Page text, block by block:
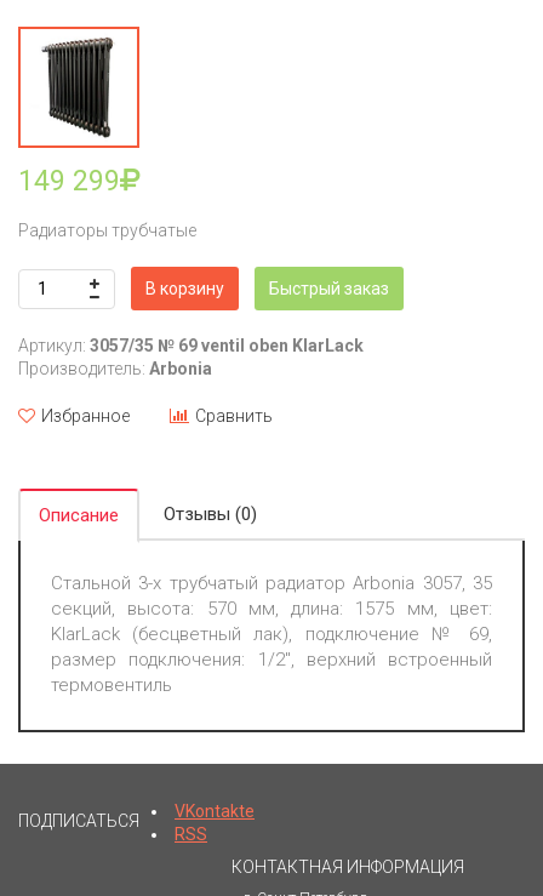
149 299
Радиаторы трубчатые
В корзину Быстрый заказ
Артикул: 3057/35 № 69 ventil oben KlarLack
Производитель: Arbonia
Избранное Сравнить
Описание Отзывы (0)
Стальной 3-х трубчатый радиатор Arbonia 3057, 35
секций, высота: 570 мм, длина: 1575 мм, цвет:
KlarLack (бесцветный лак), подключение № 69,
размер подключения: 1/2", верхний встроенный
термовентиль
ПОДПИСАТЬСЯ
VKontakte
RSS
КОНТАКТНАЯ ИНФОРМАЦИЯ